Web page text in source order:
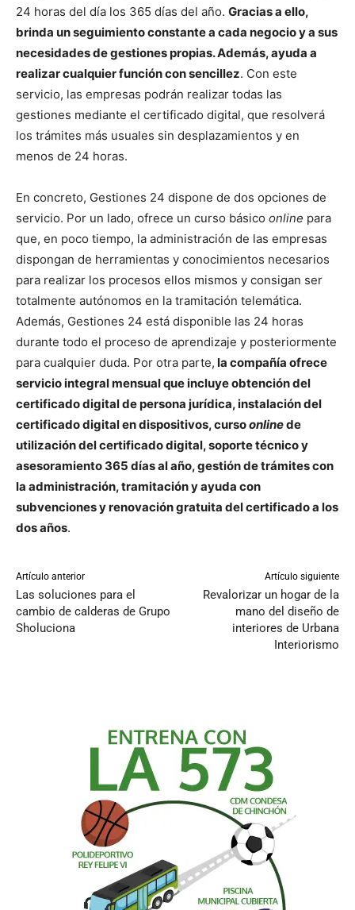
24 horas del día los 365 días del año. Gracias a ello,
brinda un seguimiento constante a cada negocio y a sus
necesidades de gestiones propias. Además, ayuda a
realizar cualquier función con sencillez. Con este
servicio, las empresas podrán realizar todas las
gestiones mediante el certificado digital, que resolverá
los trámites más usuales sin desplazamientos y en
menos de 24 horas.
En concreto, Gestiones 24 dispone de dos opciones de
servicio. Por un lado, ofrece un curso básico online para
que, en poco tiempo, la administración de las empresas
dispongan de herramientas y conocimientos necesarios
para realizar los procesos ellos mismos y consigan ser
totalmente autónomos en la tramitación telemática.
Además, Gestiones 24 está disponible las 24 horas
durante todo el proceso de aprendizaje y posteriormente
para cualquier duda. Por otra parte, la compañía ofrece
servicio integral mensual que incluye obtención del
certificado digital de persona jurídica, instalación del
certificado digital en dispositivos, cursoonlinede
utilización del certificado digital, soporte técnico y
asesoramiento 365 días al año, gestión de trámites con
la administración, tramitación y ayuda con
subvenciones y renovación gratuita del certificado a los
dos años.
Artículo anterior
Las soluciones para el
cambio de calderas de Grupo
Sholuciona
Artículo siguiente
Revalorizar un hogar de la
mano del diseño de
interiores de Urbana
Interiorismo